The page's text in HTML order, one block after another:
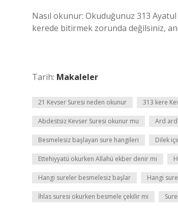
Nasıl okunur: Okuduğunuz 313
kerede bitirmek zorunda değilsiniz,
Tarih: Makaleler
21 Kevser Suresi neden okunur 313 kere
Abdestsiz Kevser Suresi okunur mu Ard
Besmelesiz başlayan sure hangileri Dilek
Ettehiyyatü okurken Allahü ekber denir mi
Hangi sureler besmelesiz başlar Hangi
İhlas suresi okurken besmele çekilir mi